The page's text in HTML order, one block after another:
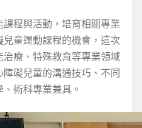
程與活動，培育相關專業
童運動課程的機會，這次
療、特殊教育等專業領域
礙兒童的溝通技巧、不同
術科專業兼具。